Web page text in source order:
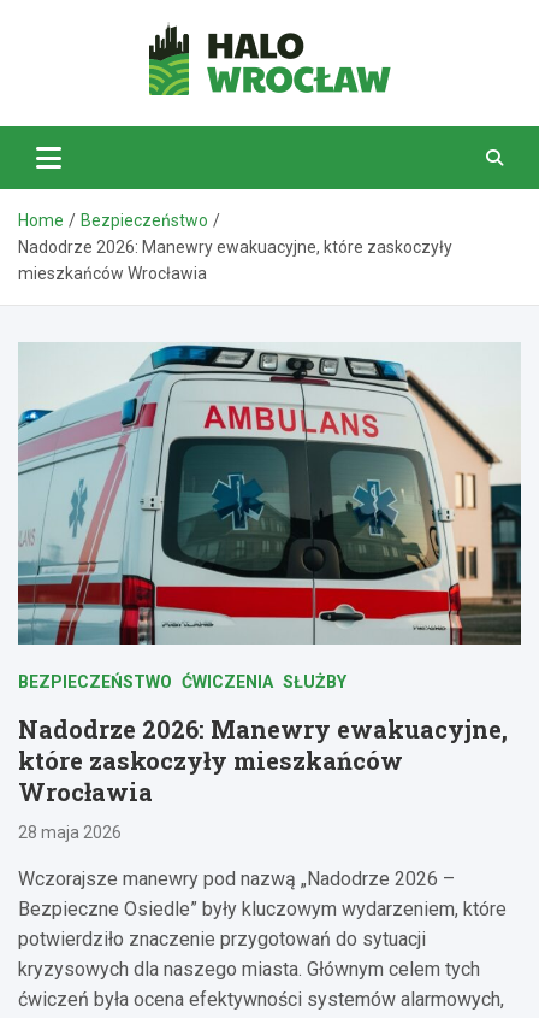
HaloWrocław.pl
Home
Bezpieczeństwo
Nadodrze 2026: Manewry ewakuacyjne, które zaskoczyły
mieszkańców Wrocławia
BEZPIECZEŃSTWO ĆWICZENIA SŁUŻBY
Nadodrze 2026: Manewry ewakuacyjne,
które zaskoczyły mieszkańców
Wrocławia
28 maja 2026
Wczorajsze manewry pod nazwą „Nadodrze 2026 –
Bezpieczne Osiedle” były kluczowym wydarzeniem, które
potwierdziło znaczenie przygotowań do sytuacji
kryzysowych dla naszego miasta. Głównym celem tych
ćwiczeń była ocena efektywności systemów alarmowych,